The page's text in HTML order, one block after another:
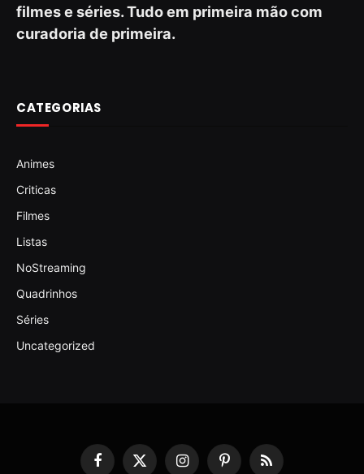
filmes e séries. Tudo em primeira mão com
curadoria de primeira.
CATEGORIAS
Animes
Criticas
Filmes
Listas
NoStreaming
Quadrinhos
Séries
Uncategorized
Facebook
X InstagramPinterestRSS